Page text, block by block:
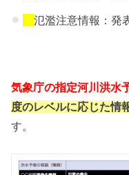
氾濫注意情報：発
気象庁の指定河川洪水
度のレベルに応じた情
す。